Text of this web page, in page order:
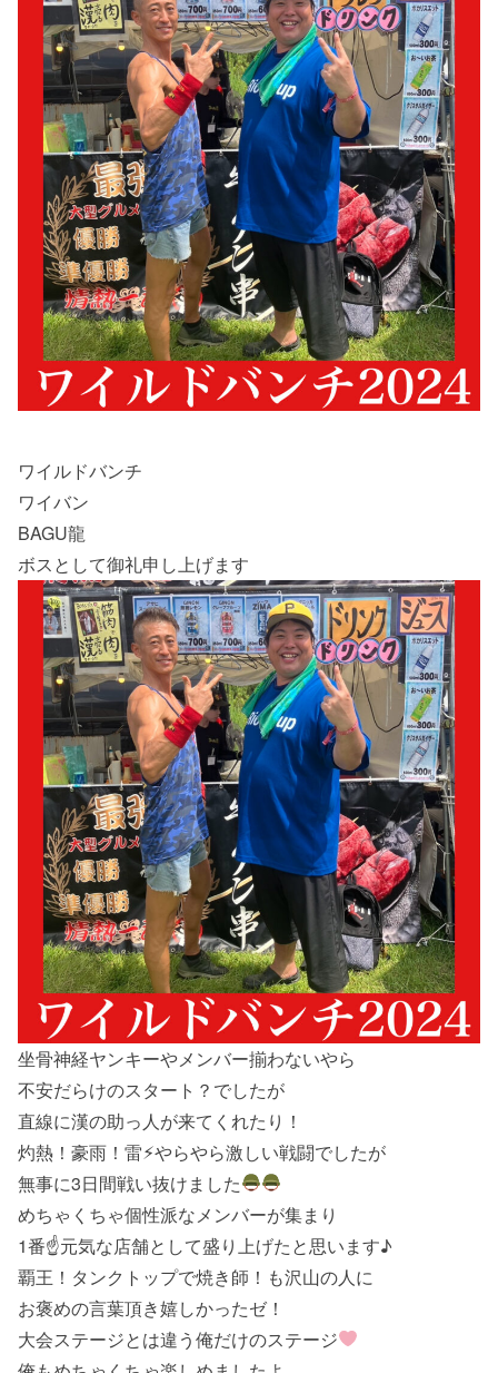
ワイルドバンチ
ワイバン
BAGU龍
ボスとして御礼申し上げます
坐骨神経ヤンキーやメンバー揃わないやら
不安だらけのスタート？でしたが
直線に漢の助っ人が来てくれたり！
灼熱！豪雨！雷⚡︎やらやら激しい戦闘でしたが
無事に3日間戦い抜けました
めちゃくちゃ個性派なメンバーが集まり
1番☝️元気な店舗として盛り上げたと思います♪
覇王！タンクトップで焼き師！も沢山の人に
お褒めの言葉頂き嬉しかったゼ！
大会ステージとは違う俺だけのステージ